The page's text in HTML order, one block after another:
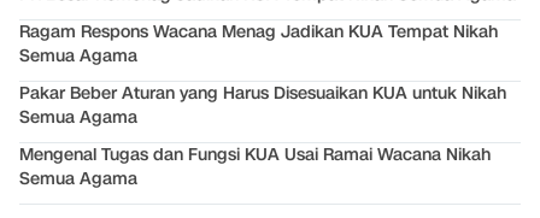
Ragam Respons Wacana Menag Jadikan KUA Tempat Nikah
Semua Agama
Pakar Beber Aturan yang Harus Disesuaikan KUA untuk Nikah
Semua Agama
Mengenal Tugas dan Fungsi KUA Usai Ramai Wacana Nikah
Semua Agama